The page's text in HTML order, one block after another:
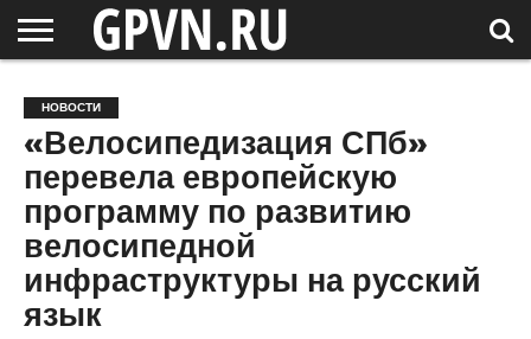
ОБЛАСТЬ
НОВОСТИ
СОСЕДЕЙ
РОССИЯ
/ МИР
СПЕЦПРОЕКТЫ
БЛОГ
СТАТЬИ
ФОТОРЕПОРТАЖИ
ИНТЕРВЬЮ
ОБЪЕКТЫ
ПОДБОРКИ
НОВОСТИ
«Велосипедизация СПб»
перевела европейскую
программу по развитию
велосипедной
инфраструктуры на русский
язык